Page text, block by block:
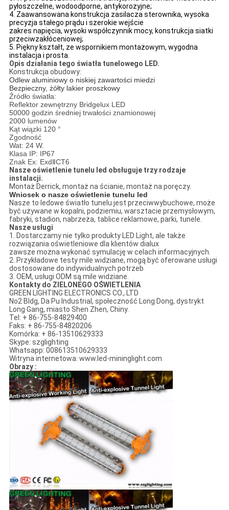
pyłoszczelne, wodoodporne, antykorozyjne;
4. Zaawansowana konstrukcja zasilacza sterownika, wysoka
precyzja stałego prądu i szerokie wejście
zakres napięcia, wysoki współczynnik mocy, konstrukcja siatki
przeciwzakłóceniowej;
5. Piękny kształt, ze wspornikiem montażowym, wygodna
instalacja i prosta.
Opis działania tego światła tunelowego LED.
Konstrukcja obudowy:
Odlew aluminiowy o niskiej zawartości miedzi
Bezpieczny, żółty lakier proszkowy
Źródło światła:
Reflektor zewnętrzny Bridgelux LED
50000 godzin średniej trwałości znamionowej
2000 lumenów
Kąt wiązki 120 °
Zgodność
Wat: 24 W.
Klasa IP: IP67
Znak Ex: ExdⅡCT6
Nasze oświetlenie tunelu led obsługuje trzy rodzaje
instalacji.
Montaż Derrick, montaż na ścianie, montaż na poręczy.
Wniosek o nasze oświetlenie tunelu led
Nasze to ledowe światło tunelu jest przeciwwybuchowe, może
być używane w kopalni, podziemiu, warsztacie przemysłowym,
fabryki, stadion, nabrzeża, tablice reklamowe, parki, tunele.
Nasze usługi
1. Dostarczamy nie tylko produkty LED Light, ale także
rozwiązania oświetleniowe dla klientów dialux
zawsze można wykonać symulację w celach informacyjnych.
2. Przykładowe testy mile widziane, mogą być oferowane usługi
dostosowane do indywidualnych potrzeb
3. OEM, usługi ODM są mile widziane.
Kontakty do ZIELONEGO OŚWIETLENIA
GREEN LIGHTING ELECTRONICS CO., LTD
No2 Bldg, Da Pu Industrial, społeczność Long Dong, dystrykt
Long Gang, miasto Shen Zhen, Chiny.
Tel: + 86-755-84829400
Faks: + 86-755-84820206
Komórka: + 86-13510629333
Skype: szglighting
Whatsapp: 008613510629333
Witryna internetowa: www.led-mininglight.com
Obrazy :